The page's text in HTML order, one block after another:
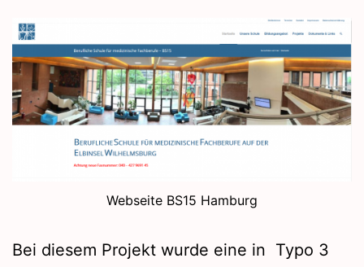
Webseite BS15 Hamburg
Bei diesem Projekt wurde eine in Typo 3